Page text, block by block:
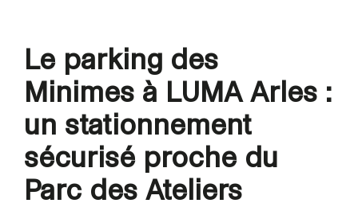
Le parking des
Minimes à LUMA Arles :
un stationnement
sécurisé proche du
Parc des Ateliers